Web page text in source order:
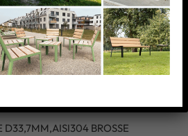
TUBE
D33,7MM,AISI304 BROSSE